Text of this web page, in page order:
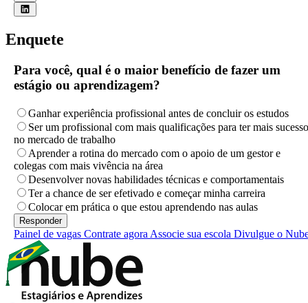
Enquete
Para você, qual é o maior benefício de fazer um
estágio ou aprendizagem?
Ganhar experiência profissional antes de concluir os estudos
Ser um profissional com mais qualificações para ter mais sucesso
no mercado de trabalho
Aprender a rotina do mercado com o apoio de um gestor e
colegas com mais vivência na área
Desenvolver novas habilidades técnicas e comportamentais
Ter a chance de ser efetivado e começar minha carreira
Colocar em prática o que estou aprendendo nas aulas
Painel de vagas Contrate agora Associe sua escola Divulgue o